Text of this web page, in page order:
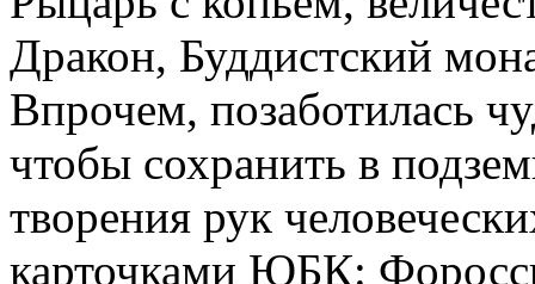
Дракон, Буддистский
Впрочем, позаботилась
чтобы сохранить в
творения рук
карточками ЮБК: